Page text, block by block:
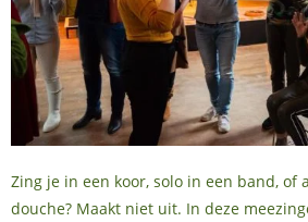
Zing je in een koor, solo in een band, of
douche? Maakt niet uit. In deze